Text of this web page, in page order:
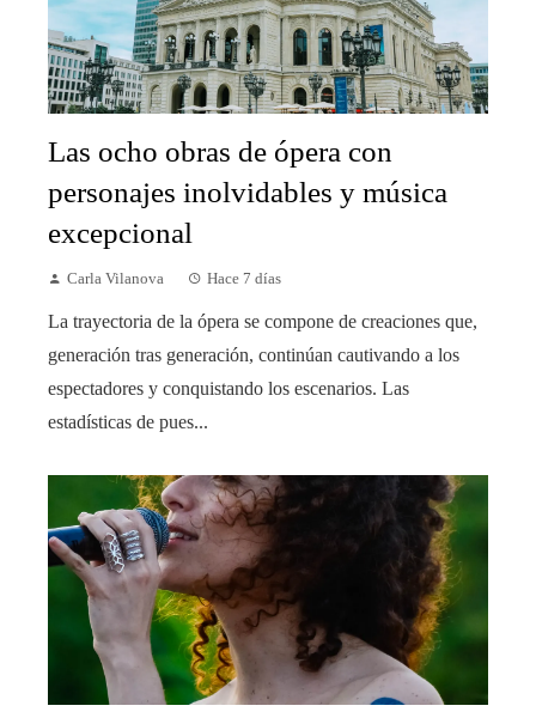
Las ocho obras de ópera con
personajes inolvidables y música
excepcional
Carla Vilanova Hace 7 días
La trayectoria de la ópera se compone de creaciones que,
generación tras generación, continúan cautivando a los
espectadores y conquistando los escenarios. Las
estadísticas de pues...